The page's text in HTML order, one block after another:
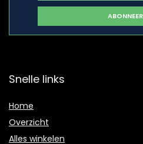
Snelle links
Home
Overzicht
Alles winkelen